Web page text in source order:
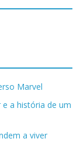
Marvel
a história de um
a viver